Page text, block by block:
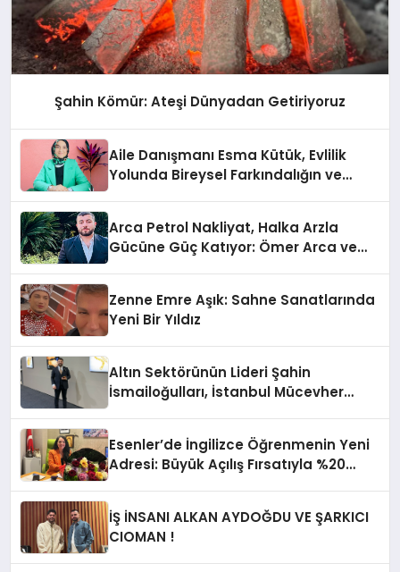
Şahin Kömür: Ateşi Dünyadan Getiriyoruz
Aile Danışmanı Esma Kütük, Evlilik
Yolunda Bireysel Farkındalığın ve
Arca Petrol Nakliyat, Halka Arzla
Gücüne Güç Katıyor: Ömer Arca ve
Zenne Emre Aşık: Sahne Sanatlarında
Yeni Bir Yıldız
Altın Sektörünün Lideri Şahin
İsmailoğulları, İstanbul Mücevher
Esenler’de İngilizce Öğrenmenin Yeni
Adresi: Büyük Açılış Fırsatıyla %20
İŞ İNSANI ALKAN AYDOĞDU VE ŞARKICI
CIOMAN !